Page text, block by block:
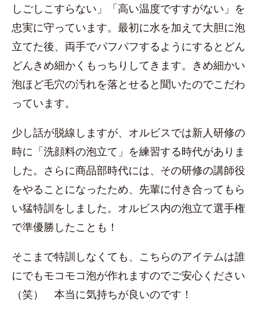
しごしこすらない」「高い温度ですすがない」を
忠実に守っています。最初に水を加えて大胆に泡
立てた後、両手でパフパフするようにするとどん
どんきめ細かくもっちりしてきます。きめ細かい
泡ほど毛穴の汚れを落とせると聞いたのでこだわ
っています。
少し話が脱線しますが、オルビスでは新人研修の
時に「洗顔料の泡立て」を練習する時代がありま
した。さらに商品部時代には、その研修の講師役
をやることになったため、先輩に付き合ってもら
い猛特訓をしました。オルビス内の泡立て選手権
で準優勝したことも！
そこまで特訓しなくても、こちらのアイテムは誰
にでもモコモコ泡が作れますのでご安心ください
（笑） 本当に気持ちが良いのです！